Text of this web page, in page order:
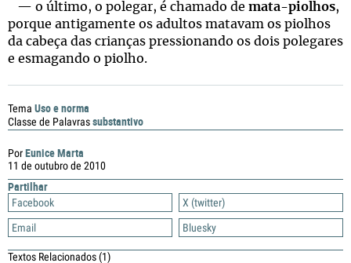
PorEunice Marta
11 de outubro de 2010
Partilhar
Facebook
X (twitter)
Email
Bluesky
Textos Relacionados(1)
— o último, o polegar, é chamado de mata-piolhos,
porque antigamente os adultos matavam os piolhos
da cabeça das crianças pressionando os dois polegares
e esmagando o piolho.
Tema Uso e norma
Classe de Palavrassubstantivo